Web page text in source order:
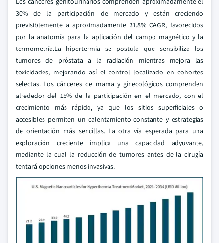
30% de la participación de mercado y están creciendo
previsiblemente a aproximadamente 31.8% CAGR, favorecidos
por la anatomía para la aplicación del campo magnético y la
termometría.La hipertermia se postula que sensibiliza los
tumores de próstata a la radiación mientras mejora las
toxicidades, mejorando así el control localizado en cohortes
selectas. Los cánceres de mama y ginecológicos comprenden
alrededor del 15% de la participación en el mercado, con el
crecimiento más rápido, ya que los sitios superficiales o
accesibles permiten un calentamiento constante y estrategias
de orientación más sencillas. La otra vía esperada para una
exploración creciente implica una capacidad adyuvante,
mediante la cual la reducción de tumores antes de la cirugía
tentará opciones menos invasivas.